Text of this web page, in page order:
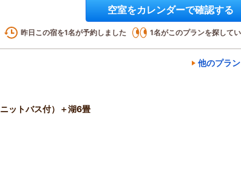
空室をカレンダーで確認する
昨日この宿を1名が予約しました 1名がこのプランを探して
他のプラ
ットバス付）＋湖6畳